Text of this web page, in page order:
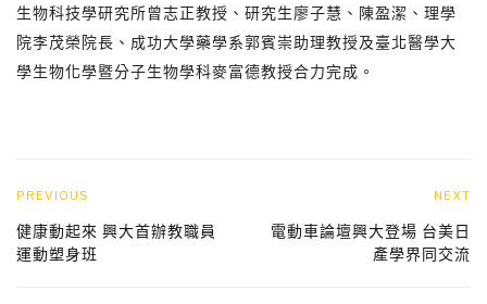
生物科技學研究所曾志正教授、研究生廖子慧、陳盈潔、理學
院李茂榮院長、成功大學藥學系郭賓崇助理教授及臺北醫學大
學生物化學暨分子生物學科麥富德教授合力完成。
PREVIOUS
健康動起來 興大首辦教職員
運動塑身班
NEXT
電動車論壇興大登場 台美日
產學界同交流